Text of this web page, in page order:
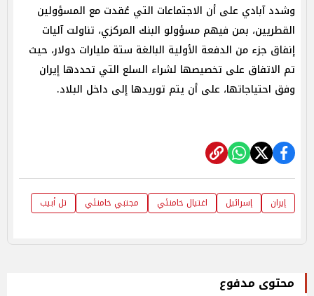
وشدد آبادي على أن الاجتماعات التي عُقدت مع المسؤولين
القطريين، بمن فيهم مسؤولو البنك المركزي، تناولت آليات
إنفاق جزء من الدفعة الأولية البالغة ستة مليارات دولار، حيث
تم الاتفاق على تخصيصها لشراء السلع التي تحددها إيران
وفق احتياجاتها، على أن يتم توريدها إلى داخل البلاد.
​إيران​ إسرائيل اغتيال خامنئي مجتبي خامنئي تل أبيب
محتوى مدفوع